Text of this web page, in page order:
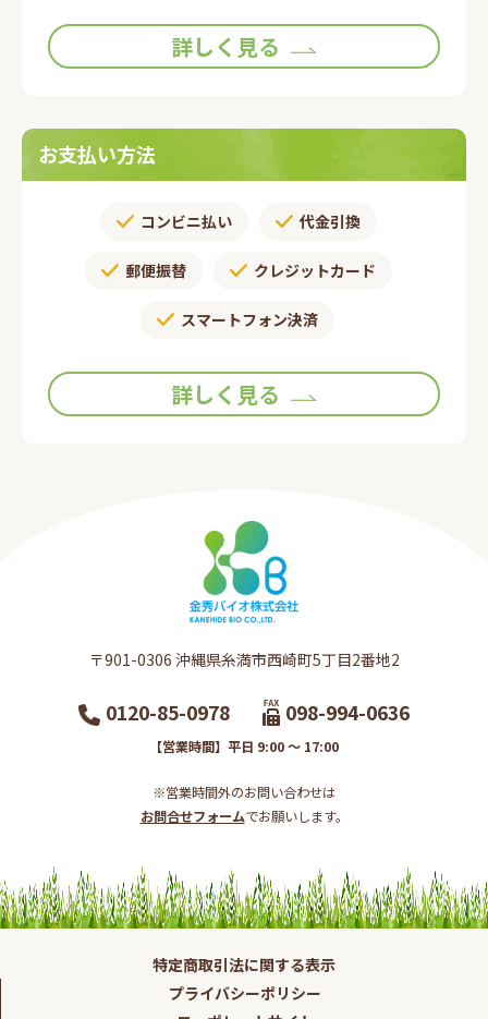
詳しく見る
お支払い方法
コンビニ払い 代金引換
郵便振替​ クレジットカード
スマートフォン決済
詳しく見る
〒901-0306​ 沖縄県糸満市西崎町5丁目2番地2​
0120-85-0978 098-994-0636
【営業時間】平日 9:00 ～ 17:00
※営業時間外のお問い合わせは
お問合せフォームでお願いします。​
特定商取引法に関する表示
プライバシーポリシー